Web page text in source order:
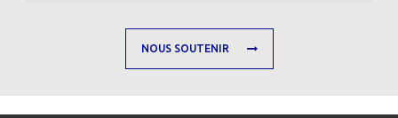
NOUS SOUTENIR